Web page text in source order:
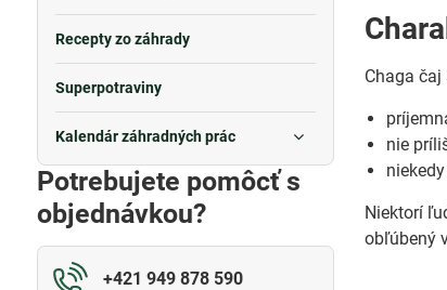
Chaga
nie
Niektorí
obľúbený
Recepty zo záhrady
Superpotraviny
Kalendár záhradných prác
Potrebujete pomôcť s
objednávkou?
+421 949 878 590